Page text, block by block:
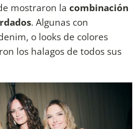
mostraron la combinación
. Algunas con
o looks de colores
los halagos de todos sus